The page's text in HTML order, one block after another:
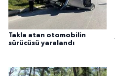
Takla atan otomobilin
sürücüsü yaralandı